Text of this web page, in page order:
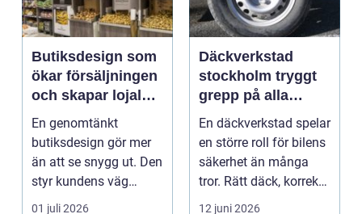
Butiksdesign som
ökar försäljningen
och skapar lojalare
kunder
En genomtänkt
butiksdesign gör mer
än att se snygg ut. Den
styr kundens väg
genom lokalen,
01 juli 2026
Däckverkstad
stockholm tryggt
grepp på alla
vägar
En däckverkstad spelar
en större roll för bilens
säkerhet än många
tror. Rätt däck, korrekt
monterin...
12 juni 2026